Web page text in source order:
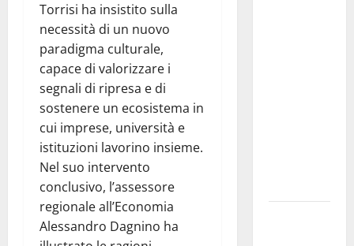
Torrisi ha insistito sulla
necessità di un nuovo
paradigma culturale,
capace di valorizzare i
segnali di ripresa e di
sostenere un ecosistema in
cui imprese, università e
istituzioni lavorino insieme.
Nel suo intervento
conclusivo, l’assessore
regionale all’Economia
Alessandro Dagnino ha